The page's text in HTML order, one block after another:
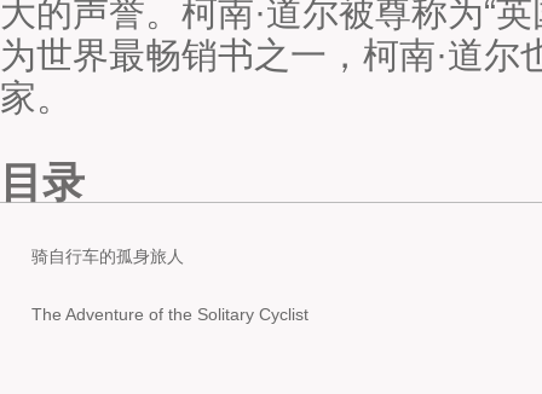
大的声誉。柯南·道尔被尊称为“
为世界最畅销书之一，柯南·道
家。
目录
骑自行车的孤身旅人
The Adventure of the Solitary Cyclist